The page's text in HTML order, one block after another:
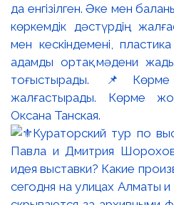
да енгізілген. Әке мен
көркемдік дәстүрдің
мен кескіндемені,
адамды ортақ мәдени
тоғыстырады.
жалғастырады. Көрме
Оксана Танская.